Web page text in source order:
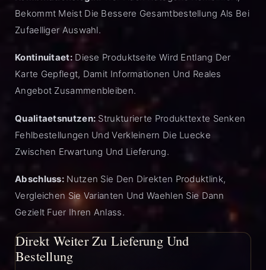
Bekommt Meist Die Bessere Gesamtbestellung Als Bei
Zufaelliger Auswahl.
Kontinuitaet:Diese Produktseite Wird Entlang Der
Karte Gepflegt, Damit Informationen Und Reales
Angebot Zusammenbleiben.
Qualitaetsnutzen: Strukturierte Produkttexte Senken
Fehlbestellungen Und Verkleinern Die Luecke
Zwischen Erwartung Und Lieferung.
Abschluss: Nutzen Sie Den Direkten Produktlink,
Vergleichen Sie Varianten Und Waehlen Sie Dann
Gezielt Fuer Ihren Anlass.
Direkt Weiter Zu Lieferung Und
Bestellung